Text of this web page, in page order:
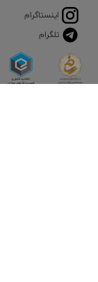
اینستاگرام
تلگرام